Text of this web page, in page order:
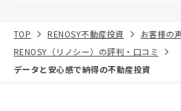
TOP RENOSY不動産投資
お客様の
RENOSY（リノシー）の評判・口コミ
データと安心感で納得の不動産投資